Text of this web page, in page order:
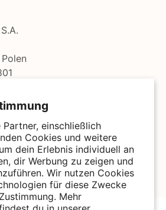
Partner, einschließlich
Cookies und weitere
dein Erlebnis individuell an
dir Werbung zu zeigen und
Wir nutzen Cookies
für diese Zwecke
Mehr